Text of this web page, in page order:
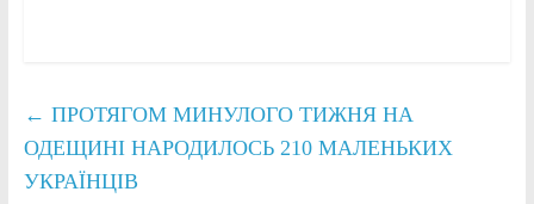
← ПРОТЯГОМ МИНУЛОГО ТИЖНЯ НА
ОДЕЩИНІ НАРОДИЛОСЬ 210 МАЛЕНЬКИХ
УКРАЇНЦІВ